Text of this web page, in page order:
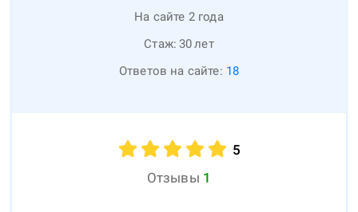
На сайте 2 года
Стаж: 30лет
Ответов на сайте: 18
5
Отзывы 1